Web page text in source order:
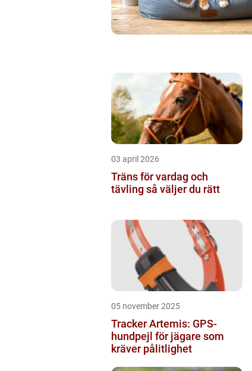
03 april 2026
Träns för vardag och
tävling så väljer du rätt
05 november 2025
Tracker Artemis: GPS-
hundpejl för jägare som
kräver pålitlighet